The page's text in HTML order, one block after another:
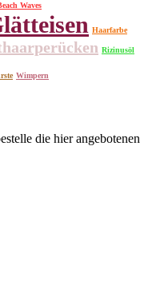
Waves
Haarfarbe
Rizinusöl
Wimpern
die hier angebotenen